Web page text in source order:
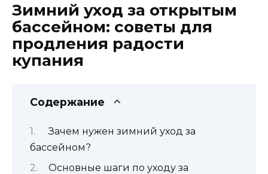
Зимний уход за открытым
бассейном: советы для
продления радости
купания
Содержание
Зачем нужен зимний уход за
бассейном?
Основные шаги по уходу за